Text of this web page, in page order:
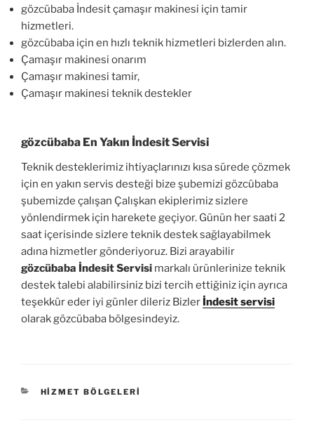
gözcübaba İndesit çamaşır makinesi için tamir
hizmetleri.
gözcübaba için en hızlı teknik hizmetleri bizlerden alın.
Çamaşır makinesi onarım
Çamaşır makinesi tamir,
Çamaşır makinesi teknik destekler
gözcübaba En Yakın İndesit Servisi
Teknik desteklerimiz ihtiyaçlarınızı kısa sürede çözmek
için en yakın servis desteği bize şubemizi gözcübaba
şubemizde çalışan Çalışkan ekiplerimiz sizlere
yönlendirmek için harekete geçiyor. Günün her saati 2
saat içerisinde sizlere teknik destek sağlayabilmek
adına hizmetler gönderiyoruz. Bizi arayabilir
gözcübaba İndesit Servisi markalı ürünlerinize teknik
destek talebi alabilirsiniz bizi tercih ettiğiniz için ayrıca
teşekkür eder iyi günler dileriz Bizler İndesit servisi
olarak gözcübaba bölgesindeyiz.
KATEGORILER
HIZMET BÖLGELERI